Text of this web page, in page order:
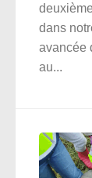
dans
avancée
au...